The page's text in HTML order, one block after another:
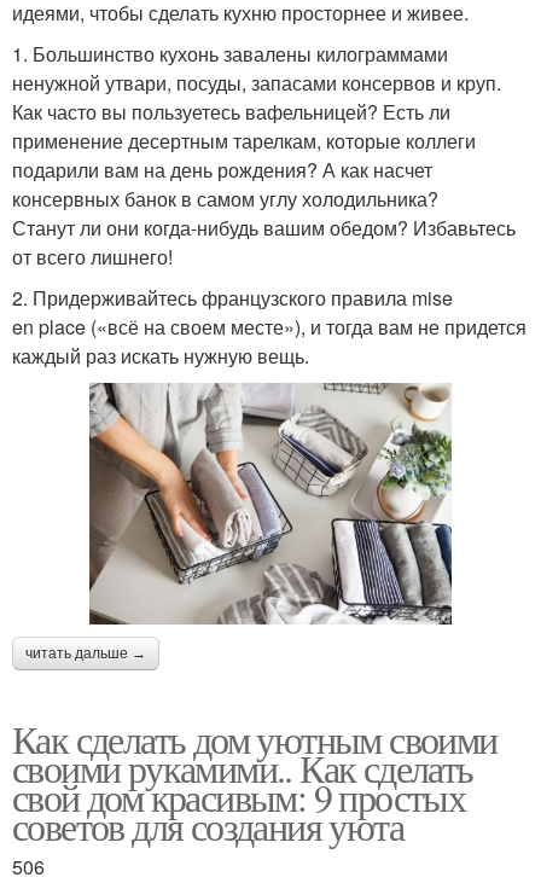
идеями, чтобы сделать кухню просторнее и живее.
1. Большинство кухонь завалены килограммами
ненужной утвари, посуды, запасами консервов и круп.
Как часто вы пользуетесь вафельницей? Есть ли
применение десертным тарелкам, которые коллеги
подарили вам на день рождения? А как насчет
консервных банок в самом углу холодильника?
Станут ли они когда-нибудь вашим обедом? Избавьтесь
от всего лишнего!
2. Придерживайтесь французского правила mise
en place («всё на своем месте»), и тогда вам не придется
каждый раз искать нужную вещь.
читать дальше →
Как сделать дом уютным своими
своими рукамими.. Как сделать
свой дом красивым: 9 простых
советов для создания уюта
506